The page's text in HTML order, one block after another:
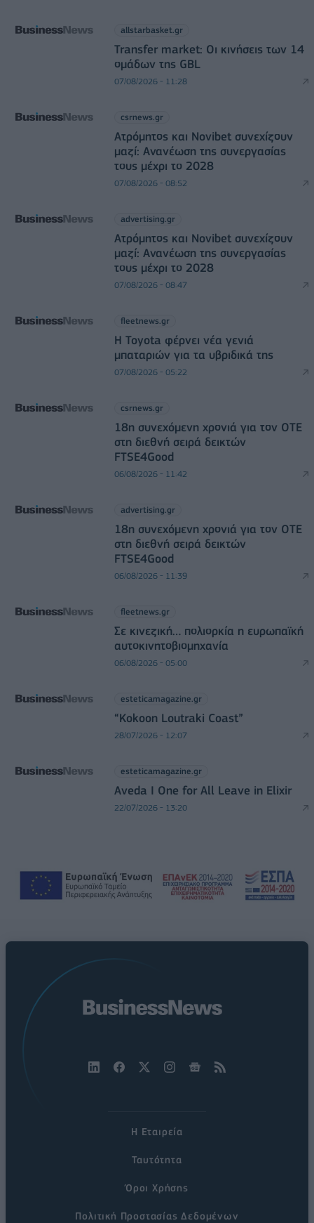
allstarbasket.gr
Transfer market: Οι κινήσεις των 14
ομάδων της GBL
07/08/2026 - 11:28
csrnews.gr
Ατρόμητος και Novibet συνεχίζουν
μαζί: Ανανέωση της συνεργασίας
τους μέχρι το 2028
07/08/2026 - 08:52
advertising.gr
Ατρόμητος και Novibet συνεχίζουν
μαζί: Ανανέωση της συνεργασίας
τους μέχρι το 2028
07/08/2026 - 08:47
fleetnews.gr
Η Toyota φέρνει νέα γενιά
μπαταριών για τα υβριδικά της
07/08/2026 - 05:22
csrnews.gr
18η συνεχόμενη χρονιά για τον ΟΤΕ
στη διεθνή σειρά δεικτών
FTSE4Good
06/08/2026 - 11:42
advertising.gr
18η συνεχόμενη χρονιά για τον ΟΤΕ
στη διεθνή σειρά δεικτών
FTSE4Good
06/08/2026 - 11:39
fleetnews.gr
Σε κινεζική… πολιορκία η ευρωπαϊκή
αυτοκινητοβιομηχανία
06/08/2026 - 05:00
esteticamagazine.gr
“Kokoon Loutraki Coast”
28/07/2026 - 12:07
esteticamagazine.gr
Aveda I One for All Leave in Elixir
22/07/2026 - 13:20
Η Εταιρεία
Ταυτότητα
Όροι Χρήσης
Πολιτική Προστασίας Δεδομένων